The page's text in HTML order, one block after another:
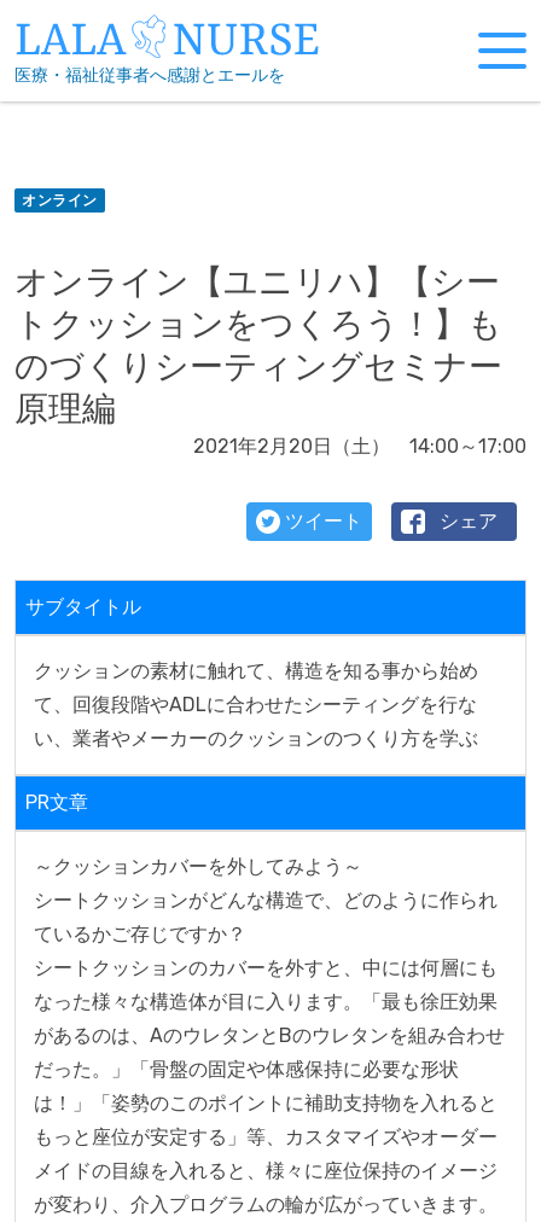
to
content
医療・福祉従事者へ感謝とエールを
オンライン
オンライン【ユニリハ】【シー
トクッションをつくろう！】も
のづくりシーティングセミナー
原理編
2021年2月20日（土） 14:00～17:00
ツイート シェア
サブタイトル
クッションの素材に触れて、構造を知る事から始め
て、回復段階やADLに合わせたシーティングを行な
い、業者やメーカーのクッションのつくり方を学ぶ
PR文章
～クッションカバーを外してみよう～
シートクッションがどんな構造で、どのように作られ
ているかご存じですか？
シートクッションのカバーを外すと、中には何層にも
なった様々な構造体が目に入ります。「最も徐圧効果
があるのは、AのウレタンとBのウレタンを組み合わせ
だった。」「骨盤の固定や体感保持に必要な形状
は！」「姿勢のこのポイントに補助支持物を入れると
もっと座位が安定する」等、カスタマイズやオーダー
メイドの目線を入れると、様々に座位保持のイメージ
が変わり、介入プログラムの輪が広がっていきます。